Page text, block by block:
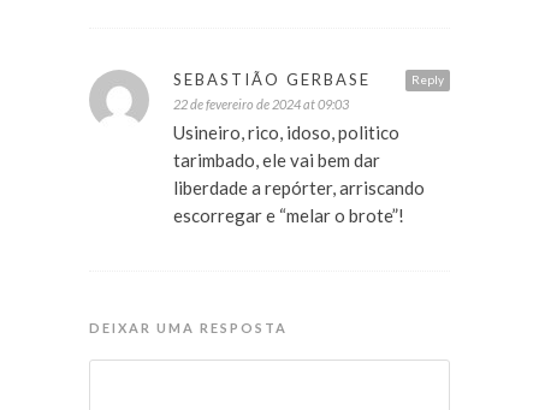
Reply
SEBASTIÃO GERBASE
22 de fevereiro de 2024 at 09:03
Usineiro, rico, idoso, politico
tarimbado, ele vai bem dar
liberdade a repórter, arriscando
escorregar e “melar o brote”!
DEIXAR UMA RESPOSTA